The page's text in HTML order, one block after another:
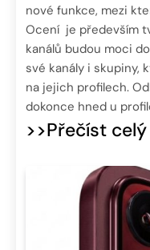
nové funkce, mezi
Ocení je především
kanálů budou moci
své kanály i skupiny,
na jejich profilech.
dokonce hned u
>>Přečíst